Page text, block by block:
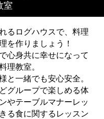
室
るログハウスで、料理
を作りましょう！
心身共に幸せになって
理教室。
と一緒でも安心安全。
グループで楽しめる体
やテーブルマナーレッ
る食に関するレッスン